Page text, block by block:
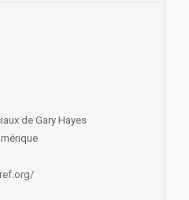
de Gary Hayes